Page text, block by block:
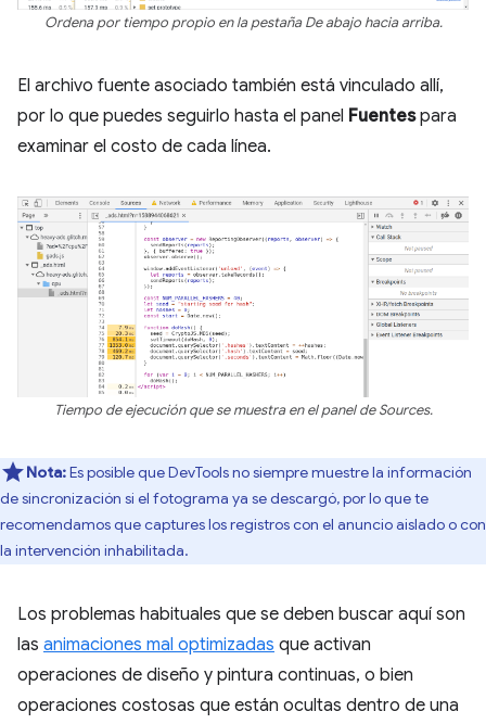
Ordena por tiempo propio en la pestaña De abajo hacia arriba.
El archivo fuente asociado también está vinculado allí,
por lo que puedes seguirlo hasta el panel Fuentespara
examinar el costo de cada línea.
Tiempo de ejecución que se muestra en el panel de Sources.
Nota:Es posible que DevTools no siempre muestre la información
de sincronización si el fotograma ya se descargó, por lo que te
recomendamos que captures los registros con el anuncio aislado o con
la intervención inhabilitada.
Los problemas habituales que se deben buscar aquí son
las animaciones mal optimizadas que activan
operaciones de diseño y pintura continuas, o bien
operaciones costosas que están ocultas dentro de una